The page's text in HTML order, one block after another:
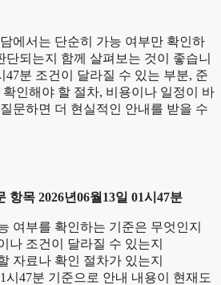
에서는 단순히 가능 여부만 확인하
단되는지 함께 살펴보는 것이 좋습니
47분 조건이 달라질 수 있는 부분, 준
인해야 할 절차, 비용이나 일정이 바
문하면 더 현실적인 안내를 받을 수
항목 2026년06월13일 01시47분
여부를 확인하는 기준은 무엇인지
나 조건이 달라질 수 있는지
자료나 확인 절차가 있는지
시47분 기준으로 안내 내용이 현재도